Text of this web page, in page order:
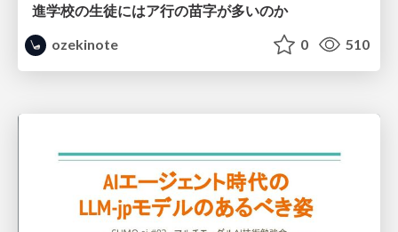
進学校の生徒にはア行の苗字が多いのか
ozekinote
0 510